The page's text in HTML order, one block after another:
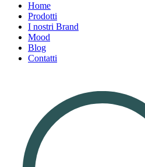
Home
Prodotti
I nostri Brand
Mood
Blog
Contatti